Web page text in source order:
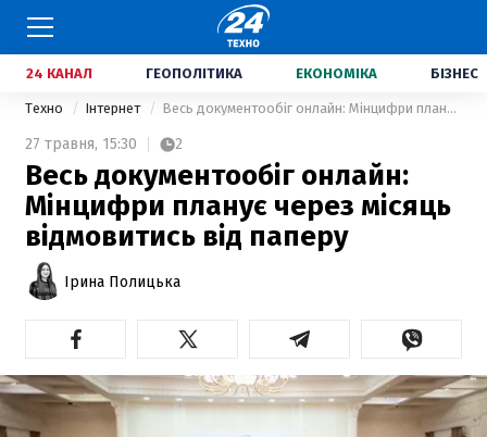
24 КАНАЛ ГЕОПОЛІТИКА ЕКОНОМІКА БІЗНЕС
Техно Інтернет Весь документообіг онлайн: Мінцифри планує через місяць відмовитись від паперу
27 травня, 15:30 2
Весь документообіг онлайн:
Мінцифри планує через місяць
відмовитись від паперу
Ірина Полицька